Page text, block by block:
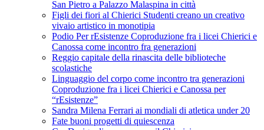
San Pietro a Palazzo Malaspina in città
Figli dei fiori al Chierici Studenti creano un creativo
vivaio artistico in monotipia
Podio Per rEsistenze Coproduzione fra i licei Chierici e
Canossa come incontro fra generazioni
Reggio capitale della rinascita delle biblioteche
scolastiche
Linguaggio del corpo come incontro tra generazioni
Coproduzione fra i licei Chierici e Canossa per
“rEsistenze”
Sandra Milena Ferrari ai mondiali di atletica under 20
Fate buoni progetti di quiescenza